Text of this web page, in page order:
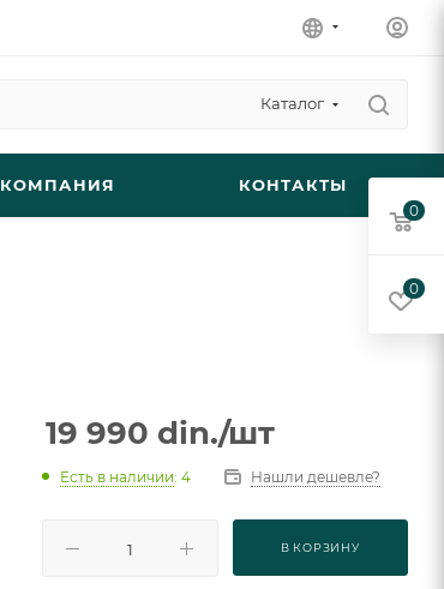
Каталог
КОМПАНИЯ КОНТАКТЫ
19 990 din./шт
Есть в наличии: 4 Нашли дешевле?
В КОРЗИНУ
0
0